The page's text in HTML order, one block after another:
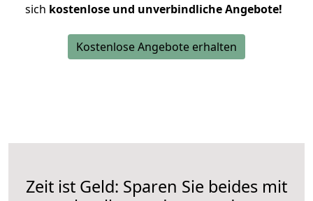
sich kostenlose und unverbindliche Angebote!
Kostenlose Angebote erhalten
Zeit ist Geld: Sparen Sie beides mit